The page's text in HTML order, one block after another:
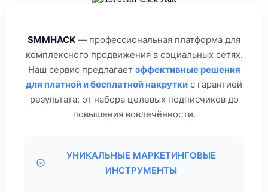
SMMHACK — профессиональная платформа для
комплексного продвижения в социальных сетях.
Наш сервис предлагает эффективные решения
для платной и бесплатной накрутки с гарантией
результата: от набора целевых подписчиков до
повышения вовлечённости.
УНИКАЛЬНЫЕ МАРКЕТИНГОВЫЕ
ИНСТРУМЕНТЫ